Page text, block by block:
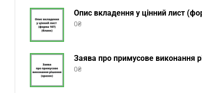
Опис вкладення у цінний лист
0₴
Заява про примусове виконання
0₴